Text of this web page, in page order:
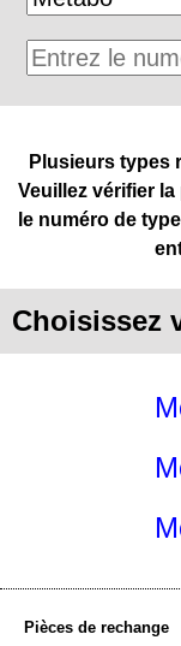
Plusieurs types
Veuillez vérifier
le numéro de
Choisissez
Pièces de rechange